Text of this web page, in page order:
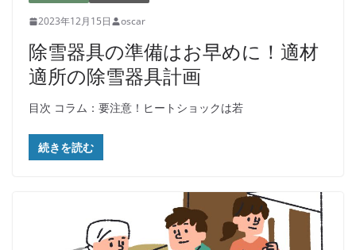
2023年12月15日 oscar
除雪器具の準備はお早めに！適材
適所の除雪器具計画
目次 コラム：要注意！ヒートショックは若
続きを読む